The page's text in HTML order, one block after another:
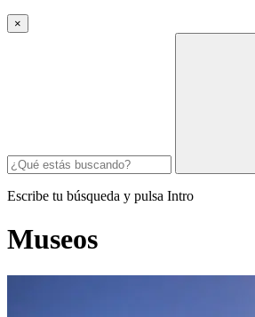
×
Escribe tu búsqueda y pulsa Intro
Museos